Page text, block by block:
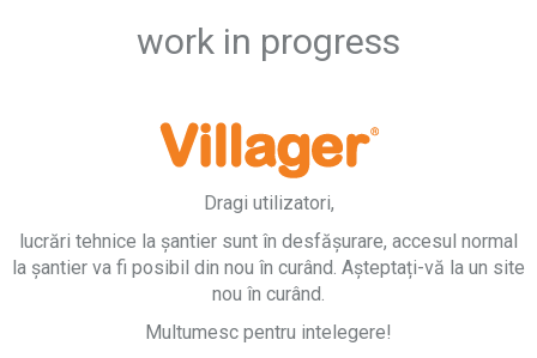
work in progress
Dragi utilizatori,
lucrări tehnice la șantier sunt în desfășurare, accesul normal
la șantier va fi posibil din nou în curând. Așteptați-vă la un site
nou în curând.
Multumesc pentru intelegere!